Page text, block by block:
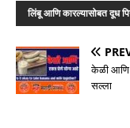
लिंबू आणि कारल्यासोबत दूध
केळी आणि
सल्ला